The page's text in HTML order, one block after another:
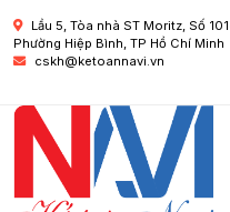
Lầu 5, Tòa nhà ST Moritz, Số
Phường Hiệp Bình, TP Hồ Chí Minh
cskh@ketoannavi.vn